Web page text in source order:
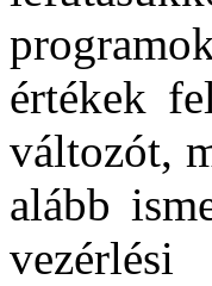
értékek
változót,
alább
vezérlési